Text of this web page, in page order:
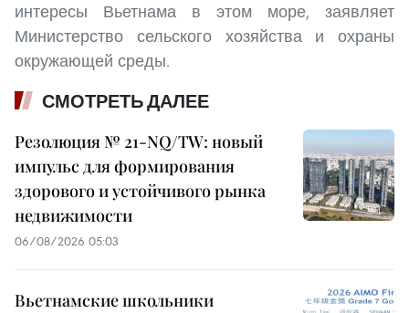
интересы Вьетнама в этом море, заявляет
Министерство сельского хозяйства и охраны
окружающей среды.
СМОТРЕТЬ ДАЛЕЕ
Резолюция № 21-NQ/TW: новый
импульс для формирования
здорового и устойчивого рынка
недвижимости
06/08/2026 05:03
Вьетнамские школьники